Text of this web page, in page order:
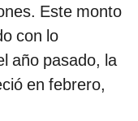
Este monto
con lo
año pasado, la
en febrero,